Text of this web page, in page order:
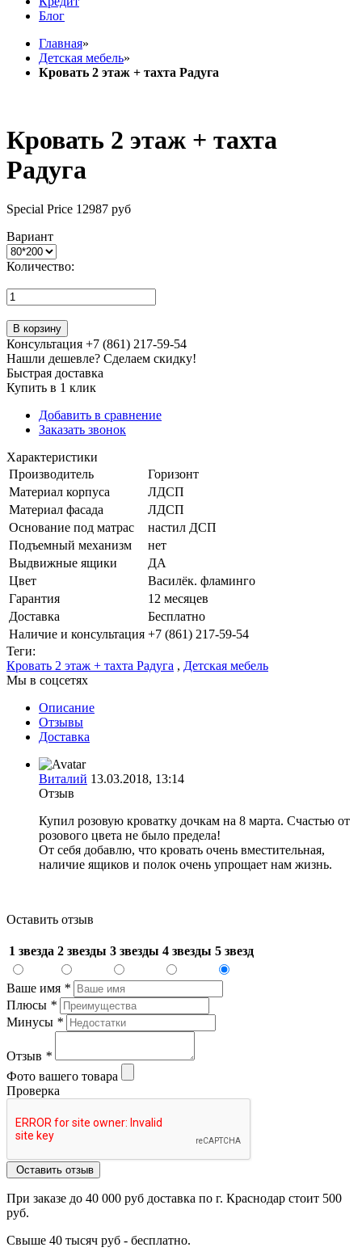
Блог
Главная»
Детская мебель»
Кровать 2 этаж + тахта Радуга
Кровать 2 этаж + тахта
Радуга
Special Price 12987 руб
Вариант
Количество:
В корзину
Консультация +7 (861) 217-59-54
Нашли дешевле? Сделаем скидку!
Быстрая доставка
Купить в 1 клик
Добавить в сравнение
Заказать звонок
Характеристики
Производитель
Горизонт
Материал корпуса
ЛДСП
Материал фасада
ЛДСП
Основание под матрас
настил ДСП
Подъемный механизм
нет
Выдвижные ящики
ДА
Цвет
Василёк. фламинго
Гарантия
12 месяцев
Доставка
Бесплатно
Наличие и консультация +7 (861) 217-59-54
Теги:
Кровать 2 этаж + тахта Радуга , Детская мебель
Мы в соцсетях
Описание
Отзывы
Доставка
Виталий 13.03.2018, 13:14
Отзыв
Купил розовую кроватку дочкам на 8 марта. Счастью от
розового цвета не было предела!
От себя добавлю, что кровать очень вместительная,
наличие ящиков и полок очень упрощает нам жизнь.
Оставить отзыв
1 звезда 2 звезды 3 звезды 4 звезды 5 звезд
Ваше имя *
Плюсы *
Минусы *
Отзыв *
Фото вашего товара
Проверка
Оставить отзыв
При заказе до 40 000 руб доставка по г. Краснодар стоит 500
руб.
Свыше 40 тысяч руб - бесплатно.